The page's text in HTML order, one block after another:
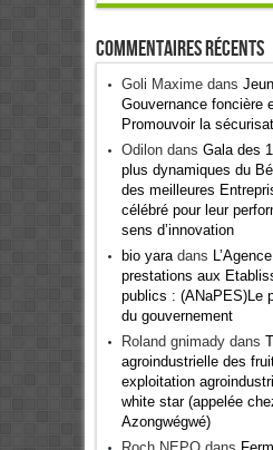
Commentaires récents
Goli Maximedans
Gouvernance foncière
Promouvoir la
Odilondans Gala des
plus dynamiques du
des meilleures
célébré pour leur
sens d’innovation
bio yaradans
prestations aux
publics : (ANaPES)Le
du gouvernement
Roland gnimadydans
agroindustrielle des
exploitation
white star (appelée
Azongwégwé)